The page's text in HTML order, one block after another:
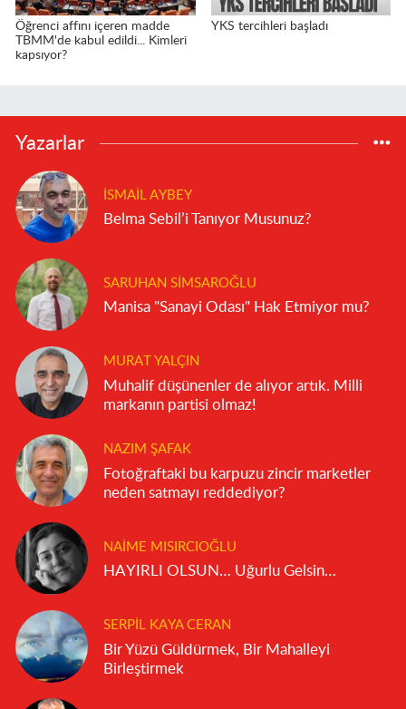
Öğrenci affını içeren madde
TBMM'de kabul edildi... Kimleri
kapsıyor?
YKS tercihleri başladı
Yazarlar
İSMAIL AYBEY
Belma Sebil’i Tanıyor Musunuz?
SARUHAN SIMSAROĞLU
Manisa "Sanayi Odası" Hak Etmiyor mu?
MURAT YALÇIN
Muhalif düşünenler de alıyor artık. Milli
markanın partisi olmaz!
NAZIM ŞAFAK
Fotoğraftaki bu karpuzu zincir marketler
neden satmayı reddediyor?
NAIME MISIRCIOĞLU
HAYIRLI OLSUN… Uğurlu Gelsin…
SERPIL KAYA CERAN
Bir Yüzü Güldürmek, Bir Mahalleyi
Birleştirmek